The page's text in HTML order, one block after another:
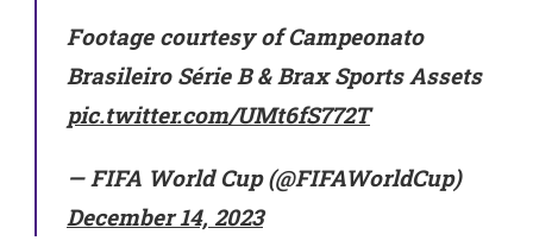
Footage courtesy of Campeonato
Brasileiro Série B & Brax Sports Assets
pic.twitter.com/UMt6fS772T
— FIFA World Cup (@FIFAWorldCup)
December 14, 2023